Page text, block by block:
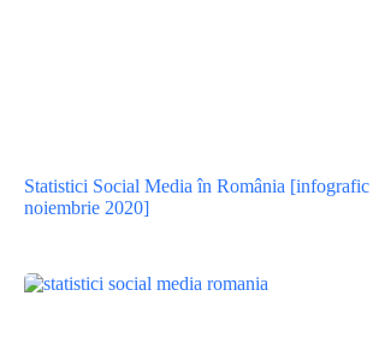
Statistici Social Media în România [infografic
noiembrie 2020]